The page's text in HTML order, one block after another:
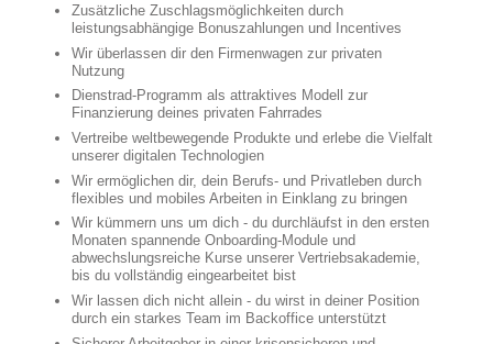
Zusätzliche Zuschlagsmöglichkeiten durch
leistungsabhängige Bonuszahlungen und Incentives
Wir überlassen dir den Firmenwagen zur privaten
Nutzung
Dienstrad-Programm als attraktives Modell zur
Finanzierung deines privaten Fahrrades
Vertreibe weltbewegende Produkte und erlebe die Vielfalt
unserer digitalen Technologien
Wir ermöglichen dir, dein Berufs- und Privatleben durch
flexibles und mobiles Arbeiten in Einklang zu bringen
Wir kümmern uns um dich - du durchläufst in den ersten
Monaten spannende Onboarding-Module und
abwechslungsreiche Kurse unserer Vertriebsakademie,
bis du vollständig eingearbeitet bist
Wir lassen dich nicht allein - du wirst in deiner Position
durch ein starkes Team im Backoffice unterstützt